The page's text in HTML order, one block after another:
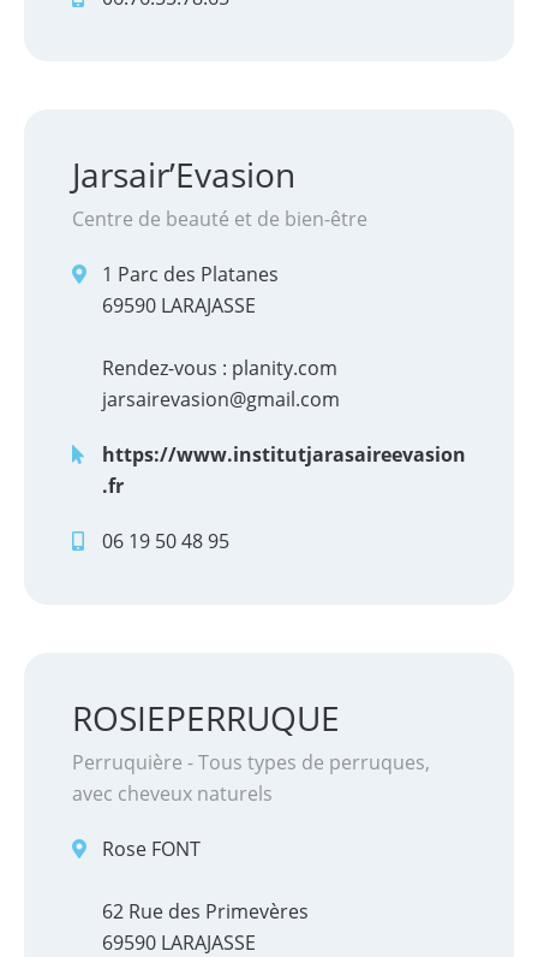
Jarsair’Evasion
Centre de beauté et de bien-être
1 Parc des Platanes
69590 LARAJASSE
Rendez-vous : planity.com
jarsairevasion@gmail.com
https://www.institutjarasaireevasion
.fr
06 19 50 48 95
ROSIEPERRUQUE
Perruquière - Tous types de perruques,
avec cheveux naturels
Rose FONT
62 Rue des Primevères
69590 LARAJASSE
Actualités
Articles de presse
Annuaire